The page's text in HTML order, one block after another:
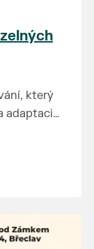
který
adaptaci